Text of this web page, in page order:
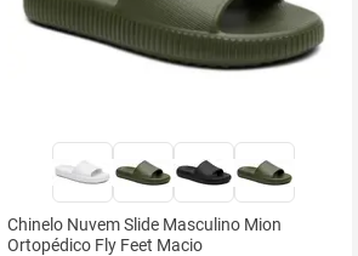
Chinelo Nuvem Slide Masculino Mion
Ortopédico Fly Feet Macio